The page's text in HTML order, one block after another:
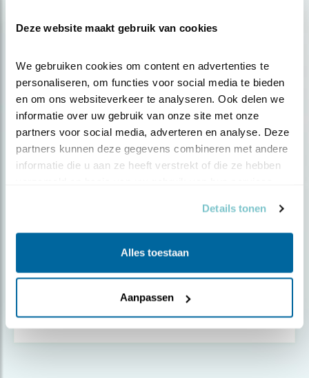
Deze website maakt gebruik van cookies
We gebruiken cookies om content en advertenties te
personaliseren, om functies voor social media te bieden
en om ons websiteverkeer te analyseren. Ook delen we
informatie over uw gebruik van onze site met onze
partners voor social media, adverteren en analyse. Deze
partners kunnen deze gegevens combineren met andere
informatie die u aan ze heeft verstrekt of die ze hebben
Details tonen
Alles toestaan
Aanpassen
Streep door vogelvangst met